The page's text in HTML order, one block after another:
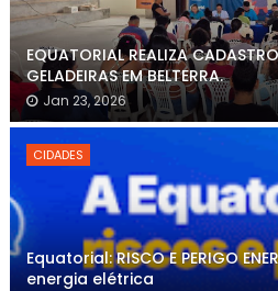
EQUATORIAL REALIZA
GELADEIRAS EM BELTERRA.
Jan 23, 2026
CIDADES
Equatorial: RISCO E PERIGO
energia elétrica